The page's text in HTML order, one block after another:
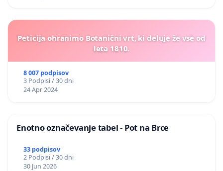
Peticija ohranimo Botanični vrt, ki deluje že vse od
leta 1810.
8 007 podpisov
3 Podpisi / 30 dni
24 Apr 2024
Enotno označevanje tabel - Pot na Brce
33 podpisov
2 Podpisi / 30 dni
30 Jun 2026